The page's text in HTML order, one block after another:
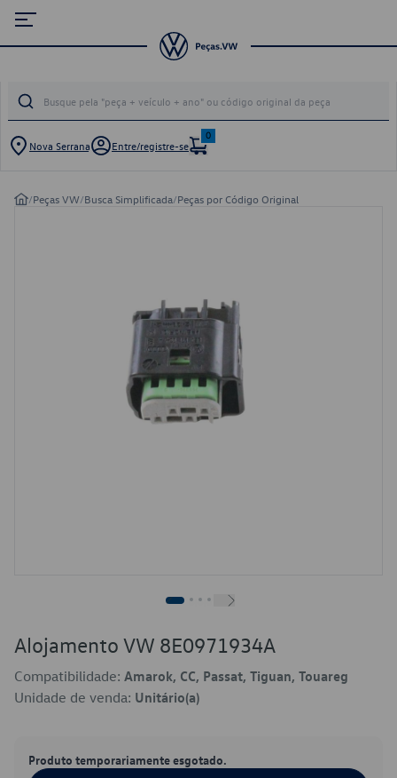
Nova Serrana Entre/registre-se
0
/Peças VW/Busca Simplificada/Peças por Código Original
Alojamento VW 8E0971934A
Compatibilidade: Amarok, CC, Passat, Tiguan, Touareg
Unidade de venda: Unitário(a)
Produto temporariamente esgotado.